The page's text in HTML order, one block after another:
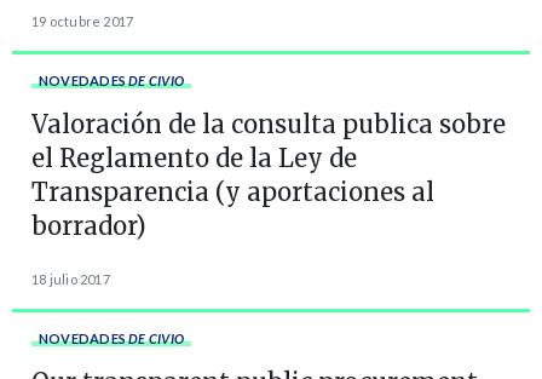
19 octubre 2017
NOVEDADES DE CIVIO
Valoración de la consulta publica sobre
el Reglamento de la Ley de
Transparencia (y aportaciones al
borrador)
18 julio 2017
NOVEDADES DE CIVIO